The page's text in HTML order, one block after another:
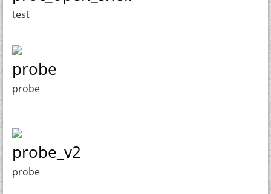
test
probe
probe
probe_v2
probe